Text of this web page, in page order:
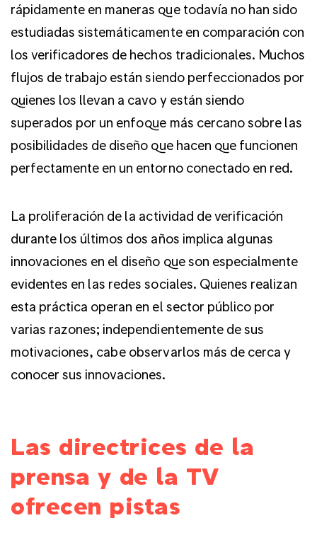
rápidamente en maneras que todavía no han sido
estudiadas sistemáticamente en comparación con
los verificadores de hechos tradicionales. Muchos
flujos de trabajo están siendo perfeccionados por
quienes los llevan a cavo y están siendo
superados por un enfoque más cercano sobre las
posibilidades de diseño que hacen que funcionen
perfectamente en un entorno conectado en red.
La proliferación de la actividad de verificación
durante los últimos dos años implica algunas
innovaciones en el diseño que son especialmente
evidentes en las redes sociales. Quienes realizan
esta práctica operan en el sector público por
varias razones; independientemente de sus
motivaciones, cabe observarlos más de cerca y
conocer sus innovaciones.
Las directrices de la
prensa y de la TV
ofrecen pistas